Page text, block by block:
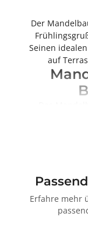
Der
Seinen
auf
und uns
erfreuen.
kann die
Frost
Erfahre mehr